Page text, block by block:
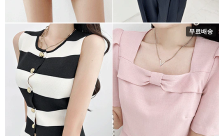
무료배송